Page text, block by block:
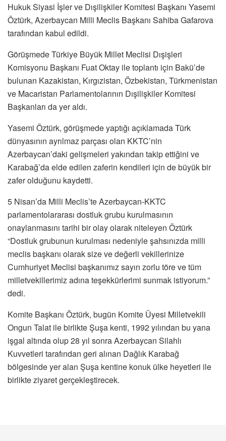
Hukuk Siyasi İşler ve Dışilişkiler Komitesi Başkanı Yasemi
Öztürk, Azerbaycan Milli Meclis Başkanı Sahiba Gafarova
tarafından kabul edildi.
Görüşmede Türkiye Büyük Millet Meclisi Dışişleri
Komisyonu Başkanı Fuat Oktay ile toplantı için Bakü’de
bulunan Kazakistan, Kırgızistan, Özbekistan, Türkmenistan
ve Macaristan Parlamentolarının Dışilişkiler Komitesi
Başkanları da yer aldı.
Yasemi Öztürk, görüşmede yaptığı açıklamada Türk
dünyasının ayrılmaz parçası olan KKTC’nin
Azerbaycan’daki gelişmeleri yakından takip ettiğini ve
Karabağ’da elde edilen zaferin kendileri için de büyük bir
zafer olduğunu kaydetti.
5 Nisan’da Milli Meclis’te Azerbaycan-KKTC
parlamentolararası dostluk grubu kurulmasının
onaylanmasını tarihi bir olay olarak niteleyen Öztürk
“Dostluk grubunun kurulması nedeniyle şahsınızda milli
meclis başkanı olarak size ve değerli vekillerinize
Cumhuriyet Meclisi başkanımız sayın zorlu töre ve tüm
milletvekillerimiz adına teşekkürlerimi sunmak istiyorum.”
dedi.
Komite Başkanı Öztürk, bugün Komite Üyesi Milletvekili
Ongun Talat ile birlikte Şuşa kenti, 1992 yılından bu yana
işgal altında olup 28 yıl sonra Azerbaycan Silahlı
Kuvvetleri tarafından geri alınan Dağlık Karabağ
bölgesinde yer alan Şuşa kentine konuk ülke heyetleri ile
birlikte ziyaret gerçekleştirecek.